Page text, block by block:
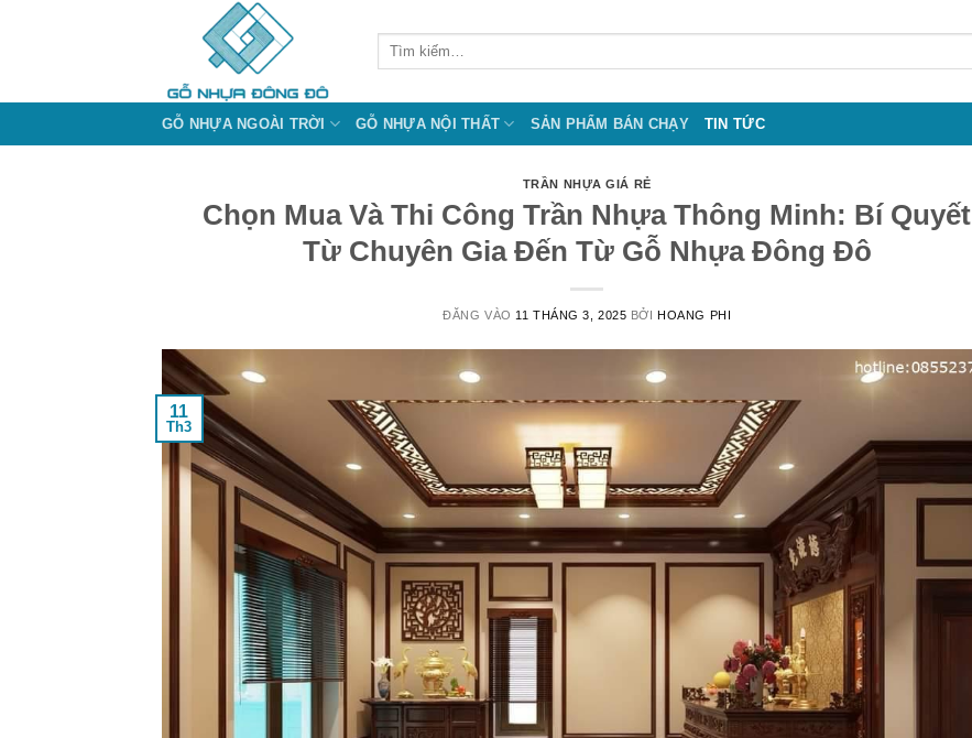
Tìm
GỖ NHỰA NGOÀI TRỜI GỖ NHỰA NỘI THẤT SẢN PHẨM BÁN CHẠY TIN TỨC
TRẦN NHỰA GIÁ RẺ
Chọn Mua Và Thi Công Trần Nhựa Thông Minh: Bí Quyết
Từ Chuyên Gia Đến Từ Gỗ Nhựa Đông Đô
ĐĂNG VÀO 11 THÁNG 3, 2025 BỞIHOANG PHI
11
Th3